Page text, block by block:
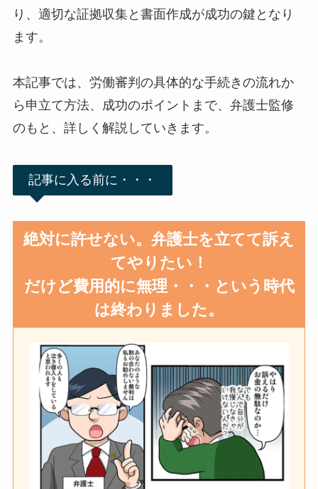
り、適切な証拠収集と書面作成が成功の鍵となり
ます。
本記事では、労働審判の具体的な手続きの流れか
ら申立て方法、成功のポイントまで、弁護士監修
のもと、詳しく解説していきます。
記事に入る前に・・・
絶対に許せない。弁護士を立てて訴え
てやりたい！
だけど費用的に無理・・・という時代
は終わりました。